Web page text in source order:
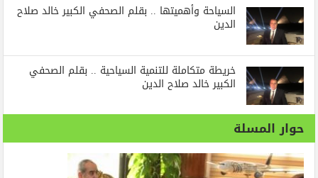
السياحة وأهميتها .. بقلم الصحفي الكبير خالد صلاح
الدين
خريطة متكاملة للتنمية السياحية .. بقلم الصحفي
الكبير خالد صلاح الدين
حوار المسلة